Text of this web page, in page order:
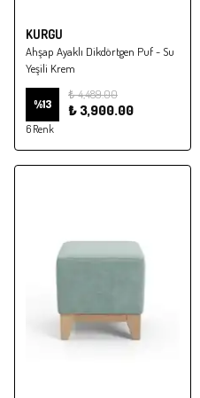
KURGU
Ahşap Ayaklı Dikdörtgen Puf - Su
Yeşili Krem
%13
₺ 4,489.00
₺ 3,900.00
6 Renk